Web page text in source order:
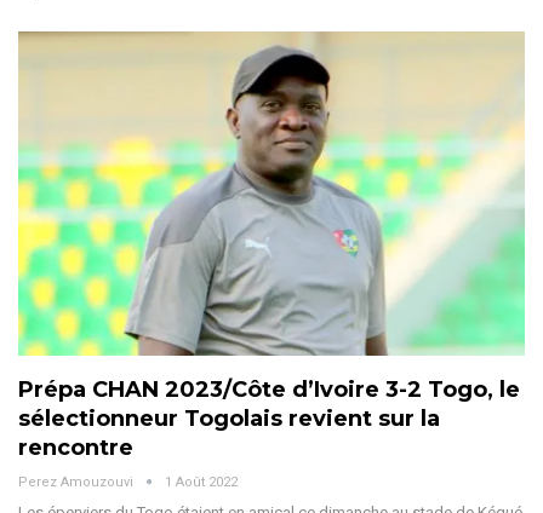
Prépa CHAN 2023/Côte d’Ivoire 3-2 Togo, le
sélectionneur Togolais revient sur la
rencontre
Perez Amouzouvi 1 Août 2022